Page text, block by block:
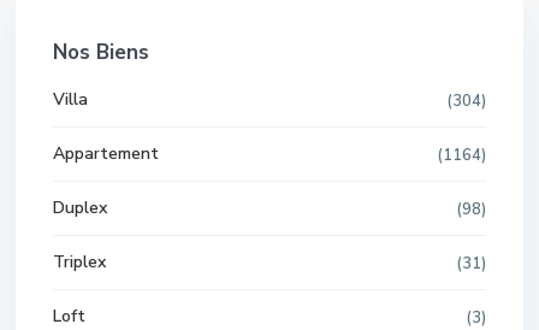
Nos Biens
Villa (304)
Appartement (1164)
Duplex (98)
Triplex (31)
Loft (3)